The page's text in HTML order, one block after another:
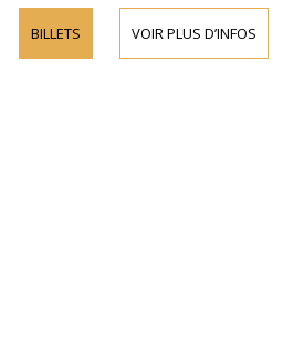
BILLETS VOIR PLUS D’INFOS